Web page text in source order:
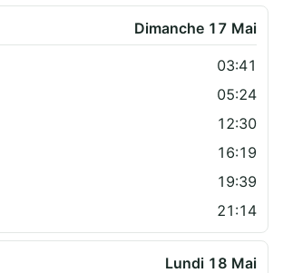
Dimanche 17 Mai
03:41
05:24
12:30
16:19
19:39
21:14
Lundi 18 Mai